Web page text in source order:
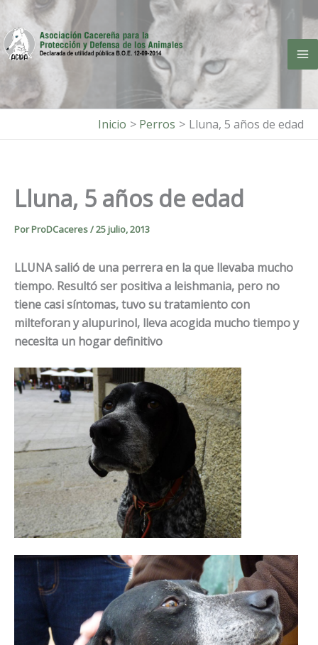
contenido
Inicio Perros Lluna, 5 años de edad
Lluna, 5 años de edad
PorProDCaceres/25 julio, 2013
LLUNA salió de una perrera en la que llevaba mucho
tiempo. Resultó ser positiva a leishmania, pero no
tiene casi síntomas, tuvo su tratamiento con
milteforan y alupurinol, lleva acogida mucho tiempo y
necesita un hogar definitivo